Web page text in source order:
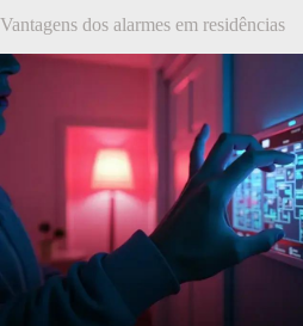
Vantagens dos alarmes em residências